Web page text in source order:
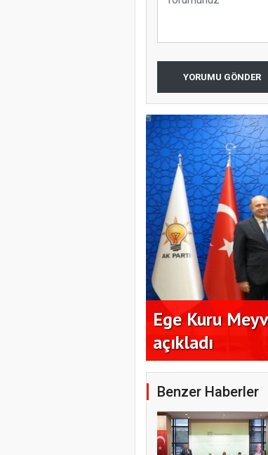
YORUMU GÖNDER
Ege Kuru
açıkladı
Benzer Haberler